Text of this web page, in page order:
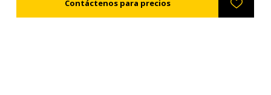
ningún otro fin distinto de los indicados en su etiqueta.